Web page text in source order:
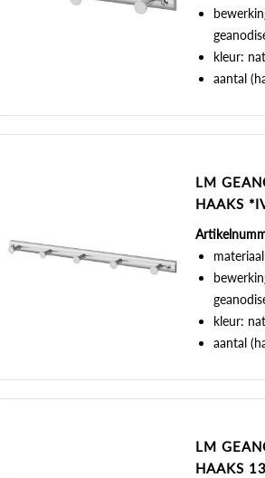
kleur:
aantal
LM
HAAKS
kleur:
aantal
LM
HAAKS